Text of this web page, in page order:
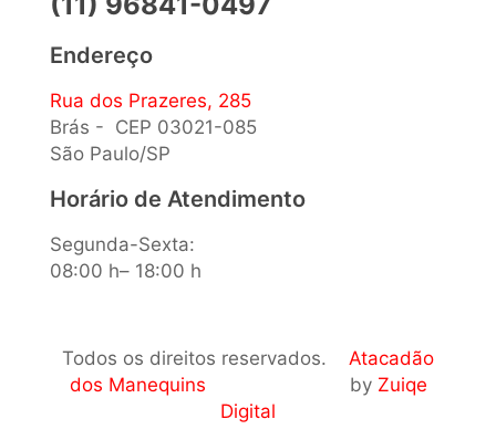
Endereço
Rua dos Prazeres, 285
Brás - CEP 03021-085
São Paulo/SP
Horário de Atendimento
Segunda-Sexta:
08:00 h– 18:00 h
Todos os direitos reservados. Atacadão
dos Manequins by Zuiqe
Digital